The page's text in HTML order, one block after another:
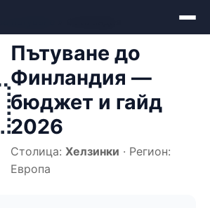
пътуване
Пътуване до
Финландия —
бюджет и гайд
2026
Столица: Хелзинки · Регион:
Европа